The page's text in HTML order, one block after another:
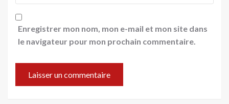
Enregistrer mon nom, mon e-mail et mon site dans
le navigateur pour mon prochain commentaire.